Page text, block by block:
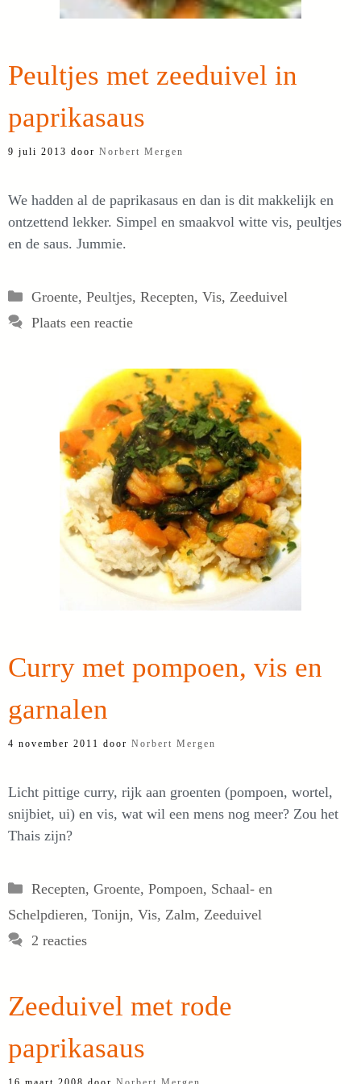
Peultjes met zeeduivel in
paprikasaus
9 juli 2013 door Norbert Mergen
We hadden al de paprikasaus en dan is dit makkelijk en
ontzettend lekker. Simpel en smaakvol witte vis, peultjes
en de saus. Jummie.
Categorieën
Groente, Peultjes, Recepten, Vis, Zeeduivel
Plaats een reactie
Curry met pompoen, vis en
garnalen
4 november 2011 door Norbert Mergen
Licht pittige curry, rijk aan groenten (pompoen, wortel,
snijbiet, ui) en vis, wat wil een mens nog meer? Zou het
Thais zijn?
Categorieën
Recepten, Groente, Pompoen, Schaal- en
Schelpdieren, Tonijn, Vis, Zalm, Zeeduivel
2 reacties
Zeeduivel met rode
paprikasaus